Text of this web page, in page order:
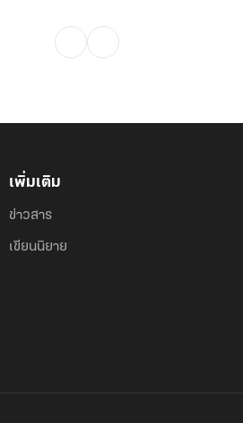
เพิ่มเติม
ข่าวสาร
เขียนนิยาย